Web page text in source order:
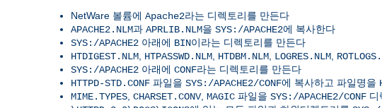
NetWare 볼륨에 Apache2라는 디렉토리를 만든다
APACHE2.NLM과 APRLIB.NLM을 SYS:/APACHE2에 복사한다
SYS:/APACHE2 아래에 BIN이라는 디렉토리를 만든다
HTDIGEST.NLM, HTPASSWD.NLM, HTDBM.NLM, LOGRES.NLM,
SYS:/APACHE2 아래에 CONF라는 디렉토리를 만든다
HTTPD-STD.CONF 파일을 SYS:/APACHE2/CONF에 복사하고 파일명을
MIME.TYPES, CHARSET.CONV, MAGIC 파일을 SYS:/APACHE2/CONF 디